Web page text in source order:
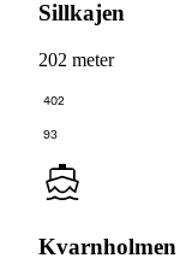
Sillkajen
202 meter
402
93
Kvarnholmen